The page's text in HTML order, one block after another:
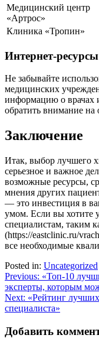
Медицинский центр
«Артрос»
Клиника «Тропин»
Интернет-ресурсы
Не забывайте
медицинских
информацию о врачах
обратить внимание
Заключение
Итак, выбор лучшего
серьезное и важное
возможные ресурсы,
мнения других
— это инвестиция в
умом. Если вы хотите
специалистам, таким
(https://eastclinic.ru/
все необходимые
Posted in: Uncategorized
Навигация
по
записям
Previous: «Топ-10
эксперты, которым
Next: «Рейтинг
специалиста»
Добавить